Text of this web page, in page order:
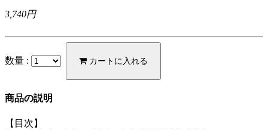
3,740円
数量 : カートに入れる
商品の説明
【目次】